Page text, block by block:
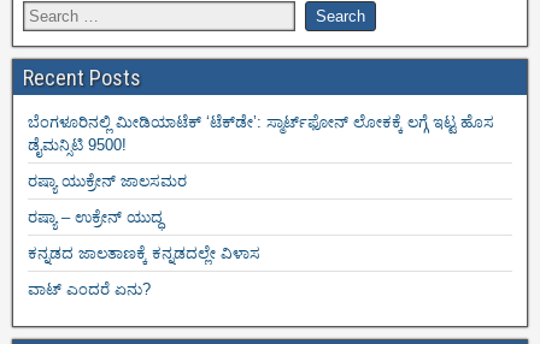
Recent Posts
ಬೆಂಗಳೂರಿನಲ್ಲಿ ಮೀಡಿಯಾಟೆಕ್‌ ‘ಟೆಕ್‌ಡೇ’: ಸ್ಮಾರ್ಟ್‌ಫೋನ್ ಲೋಕಕ್ಕೆ ಲಗ್ಗೆ ಇಟ್ಟ ಹೊಸ
ಡೈಮನ್ಸಿಟಿ 9500!
ರಷ್ಯಾ ಯುಕ್ರೇನ್ ಜಾಲಸಮರ
ರಷ್ಯಾ – ಉಕ್ರೇನ್ ಯುದ್ಧ
ಕನ್ನಡದ ಜಾಲತಾಣಕ್ಕೆ ಕನ್ನಡದಲ್ಲೇ ವಿಳಾಸ
ವಾಟ್ ಎಂದರೆ ಏನು?